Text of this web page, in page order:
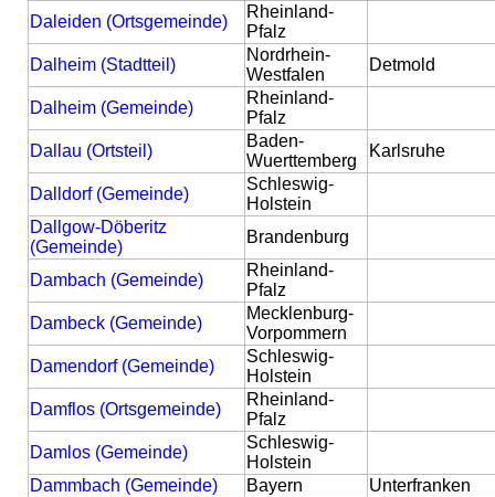
Daleiden (Ortsgemeinde)
Rheinland-
Pfalz
Dalheim (Stadtteil)
Nordrhein-
Westfalen
Detmold
Dalheim (Gemeinde)
Rheinland-
Pfalz
Dallau (Ortsteil)
Baden-
Wuerttemberg
Karlsruhe
Dalldorf (Gemeinde)
Schleswig-
Holstein
Dallgow-Döberitz
(Gemeinde)
Brandenburg
Dambach (Gemeinde)
Rheinland-
Pfalz
Dambeck (Gemeinde)
Mecklenburg-
Vorpommern
Damendorf (Gemeinde)
Schleswig-
Holstein
Damflos (Ortsgemeinde)
Rheinland-
Pfalz
Damlos (Gemeinde)
Schleswig-
Holstein
Dammbach (Gemeinde)
Bayern
Unterfranken